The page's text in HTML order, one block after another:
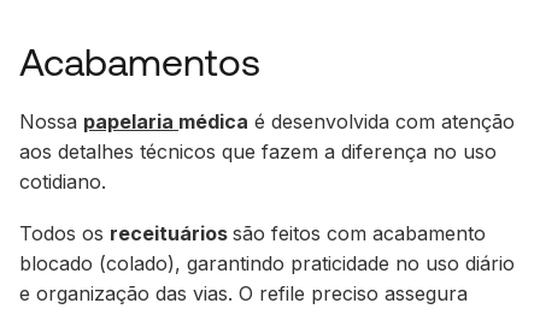
Acabamentos
Nossa papelaria médica é desenvolvida com atenção
aos detalhes técnicos que fazem a diferença no uso
cotidiano.
Todos os receituários são feitos com acabamento
blocado (colado), garantindo praticidade no uso diário
e organização das vias. O refile preciso assegura